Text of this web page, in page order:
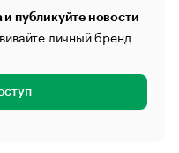
публикуйте новости
личный бренд